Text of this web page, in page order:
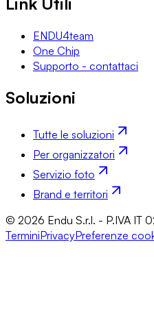
ENDU4team
One Chip
Supporto - contattaci
Soluzioni
Tutte le soluzioni
Per organizzatori
Servizio foto
Brand e territori
© 2026 Endu S.r.l. - P.IVA IT
TerminiPrivacyPreferenze